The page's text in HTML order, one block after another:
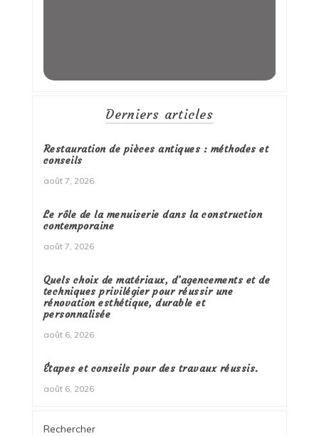
Derniers articles
Restauration de pièces antiques : méthodes et
conseils
août 7, 2026
Le rôle de la menuiserie dans la construction
contemporaine
août 7, 2026
Quels choix de matériaux, d’agencements et de
techniques privilégier pour réussir une
rénovation esthétique, durable et
personnalisée
août 6, 2026
Étapes et conseils pour des travaux réussis.
août 6, 2026
Rechercher